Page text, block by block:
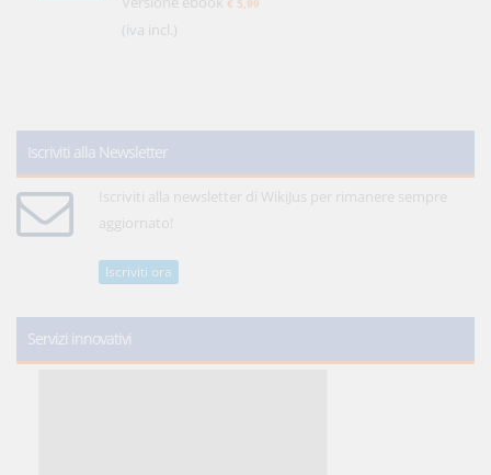
€ 5,99
(iva incl.)
Iscriviti alla Newsletter
Iscriviti alla newsletter di WikiJus per rimanere sempre
aggiornato!
Iscriviti ora
Servizi innovativi